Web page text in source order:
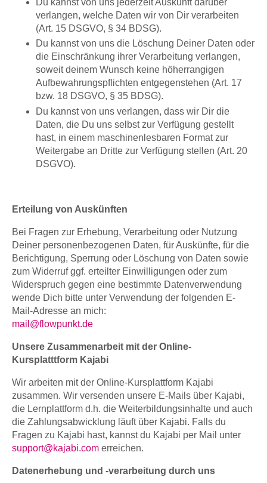
Du kannst von uns jederzeit Auskunft darüber
verlangen, welche Daten wir von Dir verarbeiten
(Art. 15 DSGVO, § 34 BDSG).
Du kannst von uns die Löschung Deiner Daten oder
die Einschränkung ihrer Verarbeitung verlangen,
soweit deinem Wunsch keine höherrangigen
Aufbewahrungspflichten entgegenstehen (Art. 17
bzw. 18 DSGVO, § 35 BDSG).
Du kannst von uns verlangen, dass wir Dir die
Daten, die Du uns selbst zur Verfügung gestellt
hast, in einem maschinenlesbaren Format zur
Weitergabe an Dritte zur Verfügung stellen (Art. 20
DSGVO).
Erteilung von Auskünften
Bei Fragen zur Erhebung, Verarbeitung oder Nutzung
Deiner personenbezogenen Daten, für Auskünfte, für die
Berichtigung, Sperrung oder Löschung von Daten sowie
zum Widerruf ggf. erteilter Einwilligungen oder zum
Widerspruch gegen eine bestimmte Datenverwendung
wende Dich bitte unter Verwendung der folgenden E-
Mail-Adresse an mich:
mail@flowpunkt.de
Unsere Zusammenarbeit mit der Online-
Kursplatttform Kajabi
Wir arbeiten mit der Online-Kursplattform Kajabi
zusammen. Wir versenden unsere E-Mails über Kajabi,
die Lernplattform d.h. die Weiterbildungsinhalte und auch
die Zahlungsabwicklung läuft über Kajabi. Falls du
Fragen zu Kajabi hast, kannst du Kajabi per Mail unter
support@kajabi.com erreichen.
Datenerhebung und -verarbeitung durch uns